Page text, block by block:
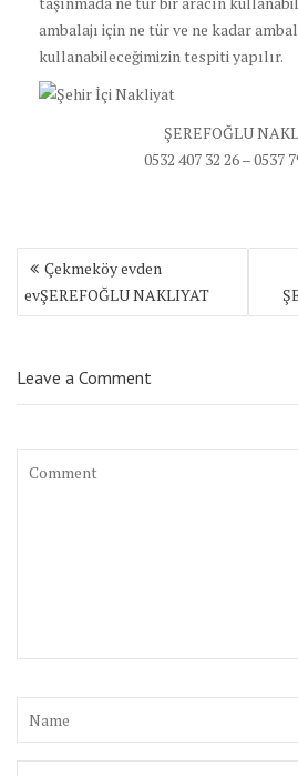
ambalajı için ne tür ve ne kadar
kullanabileceğimizin tespiti yapılır.
ŞEREFOĞLU
0532 407 32 26 – 0537
Yazı
dolaşımı
Çekmeköy evden
evŞEREFOĞLU NAKLIYAT
Leave a Comment